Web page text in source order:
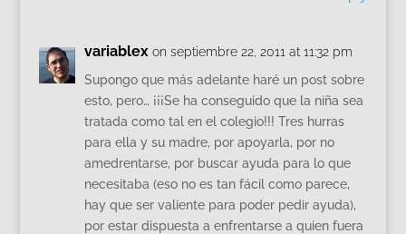
variablex on septiembre 22, 2011 at 11:32 pm
Supongo que más adelante haré un post sobre
esto, pero… ¡¡¡Se ha conseguido que la niña sea
tratada como tal en el colegio!!! Tres hurras
para ella y su madre, por apoyarla, por no
amedrentarse, por buscar ayuda para lo que
necesitaba (eso no es tan fácil como parece,
hay que ser valiente para poder pedir ayuda),
por estar dispuesta a enfrentarse a quien fuera